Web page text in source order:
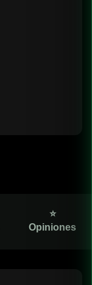
⭐
Opiniones